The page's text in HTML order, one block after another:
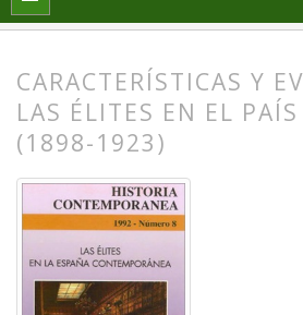
Inicio Núm. 8 (1992):
CARACTERÍSTICAS Y
LAS ÉLITES EN EL PAÍS
(1898-1923)